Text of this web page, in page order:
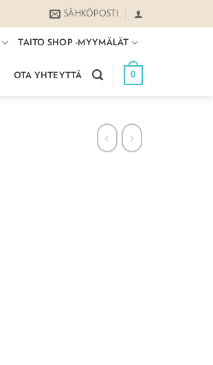
SÄHKÖPOSTI
TAITO SHOP -MYYMÄLÄT
OTA YHTEYTTÄ 0